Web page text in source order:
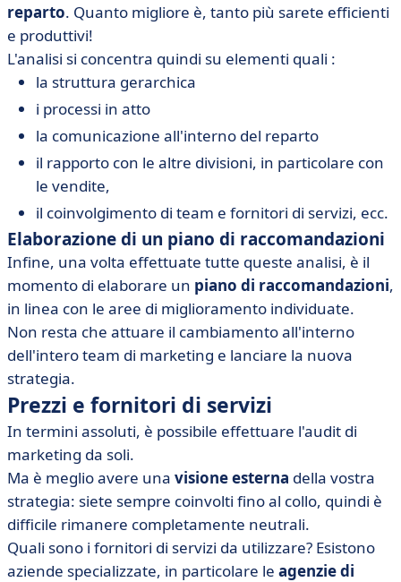
reparto. Quanto migliore è, tanto più sarete efficienti
e produttivi!
L'analisi si concentra quindi su elementi quali :
la struttura gerarchica
i processi in atto
la comunicazione all'interno del reparto
il rapporto con le altre divisioni, in particolare con
le vendite,
il coinvolgimento di team e fornitori di servizi, ecc.
Elaborazione di un piano di raccomandazioni
Infine, una volta effettuate tutte queste analisi, è il
momento di elaborare un piano di raccomandazioni,
in linea con le aree di miglioramento individuate.
Non resta che attuare il cambiamento all'interno
dell'intero team di marketing e lanciare la nuova
strategia.
Prezzi e fornitori di servizi
In termini assoluti, è possibile effettuare l'audit di
marketing da soli.
Ma è meglio avere una visione esterna della vostra
strategia: siete sempre coinvolti fino al collo, quindi è
difficile rimanere completamente neutrali.
Quali sono i fornitori di servizi da utilizzare? Esistono
aziende specializzate, in particolare le agenzie di